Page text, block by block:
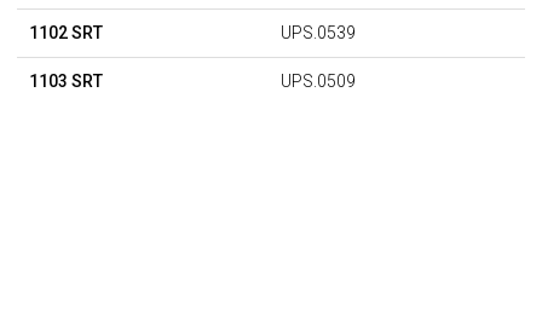
1102 SRT UPS.0539
1103 SRT UPS.0509